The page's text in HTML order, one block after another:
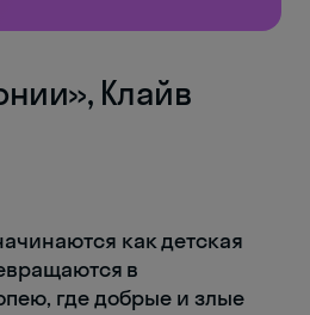
Клайв
как детская
в
где добрые и злые